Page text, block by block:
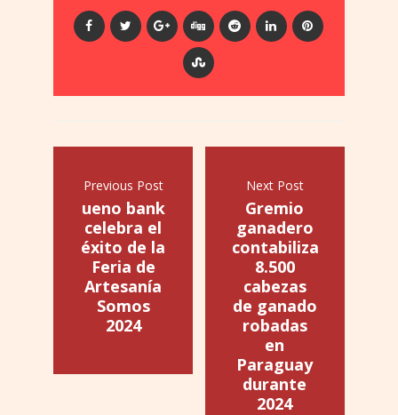
Previous Post
ueno bank
celebra el
éxito de la
Feria de
Artesanía
Somos
2024
Next Post
Gremio
ganadero
contabiliza
8.500
cabezas
de ganado
robadas
en
Paraguay
durante
2024